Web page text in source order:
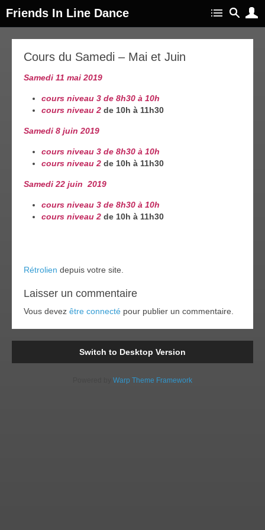
Friends In Line Dance
Cours du Samedi – Mai et Juin
Samedi 11 mai 2019
cours niveau 3 de 8h30 à 10h
cours niveau 2 de 10h à 11h30
Samedi 8 juin 2019
cours niveau 3 de 8h30 à 10h
cours niveau 2 de 10h à 11h30
Samedi 22 juin 2019
cours niveau 3 de 8h30 à 10h
cours niveau 2 de 10h à 11h30
Rétrolien depuis votre site.
Laisser un commentaire
Vous devez être connecté pour publier un commentaire.
Switch to Desktop Version
Warp Theme Framework